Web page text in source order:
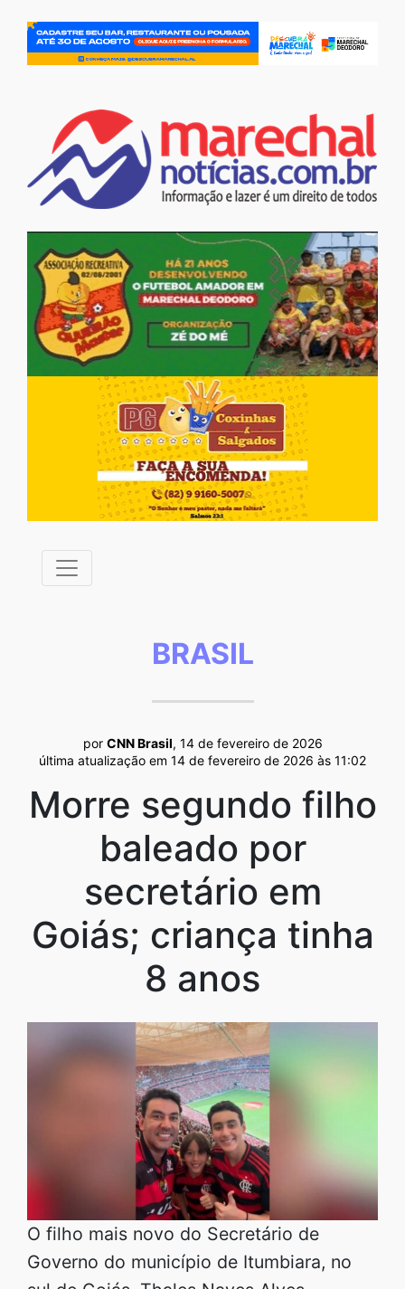
BRASIL
por CNN Brasil, 14 de fevereiro de 2026
última atualização em 14 de fevereiro de 2026 às 11:02
Morre segundo filho
baleado por
secretário em
Goiás; criança tinha
8 anos
O filho mais novo do Secretário de
Governo do município de Itumbiara, no